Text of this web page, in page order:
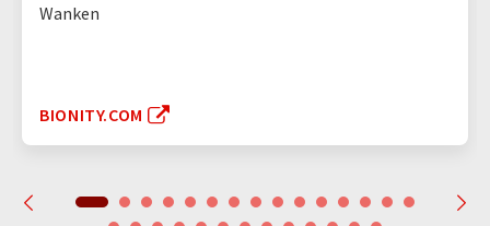
Wanken
BIONITY.COM